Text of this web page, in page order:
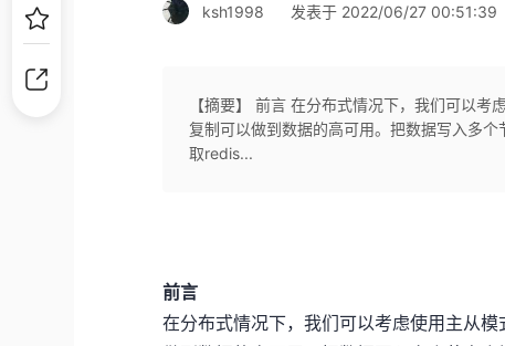
ksh1998 发表于 2022/06/27 00:51:39
【摘要】 前言 在分布式情况下，我们可以
复制可以做到数据的高可用。把数据写入多
取redis...
前言
在分布式情况下，我们可以考虑使用主从